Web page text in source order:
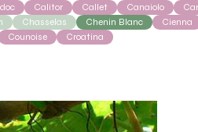
Calitor Callet Canaiolo
Chasselas Chenin Blanc Cienna
Counoise Croatina